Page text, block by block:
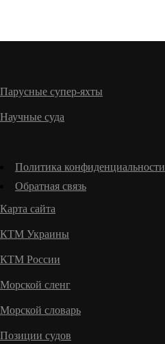
Парусные супер-яхты
Научные суда
Политика конфиденциальности
Обратная связь
Карта сайта
КТМ Украины
КТМ России
Морской сленг
Морской словарь
Позиции судов